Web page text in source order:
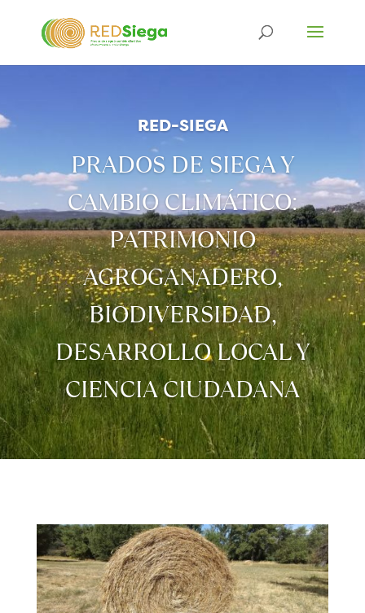
RED-SIEGA
PRADOS DE SIEGA Y
CAMBIO CLIMÁTICO:
PATRIMONIO
AGROGANADERO,
BIODIVERSIDAD,
DESARROLLO LOCAL Y
CIENCIA CIUDADANA